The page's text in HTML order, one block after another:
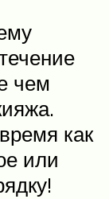
чем
как
или